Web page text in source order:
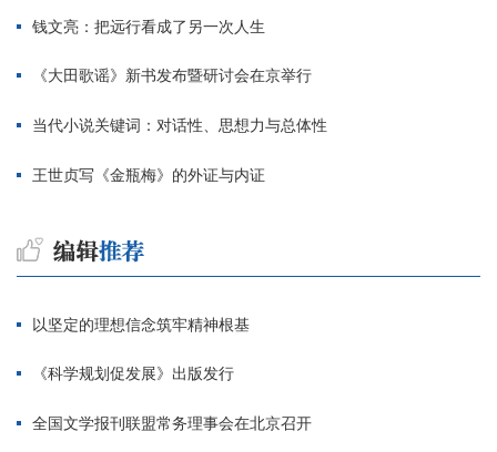
钱文亮：把远行看成了另一次人生
《大田歌谣》新书发布暨研讨会在京举行
当代小说关键词：对话性、思想力与总体性
王世贞写《金瓶梅》的外证与内证
以坚定的理想信念筑牢精神根基
《科学规划促发展》出版发行
全国文学报刊联盟常务理事会在北京召开